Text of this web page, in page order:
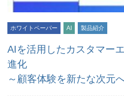
ホワイトペーパー AI 製品紹介
AIを活用したカスタマー
進化
～顧客体験を新たな次元